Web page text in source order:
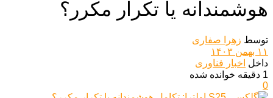
هوشمندانه یا تکرار مکرر؟
توسط زهرا صفاری
۱۱ بهمن ۱۴۰۳
داخل اخبار فناوری
1 دقیقه خوانده شده
0